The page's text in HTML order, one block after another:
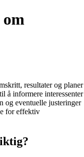
resultater og planer
å informere interessenter
og eventuelle justeringer
for effektiv